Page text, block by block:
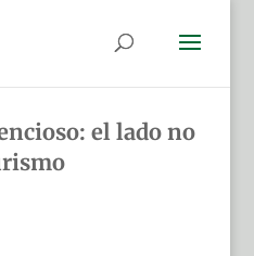
el lado no